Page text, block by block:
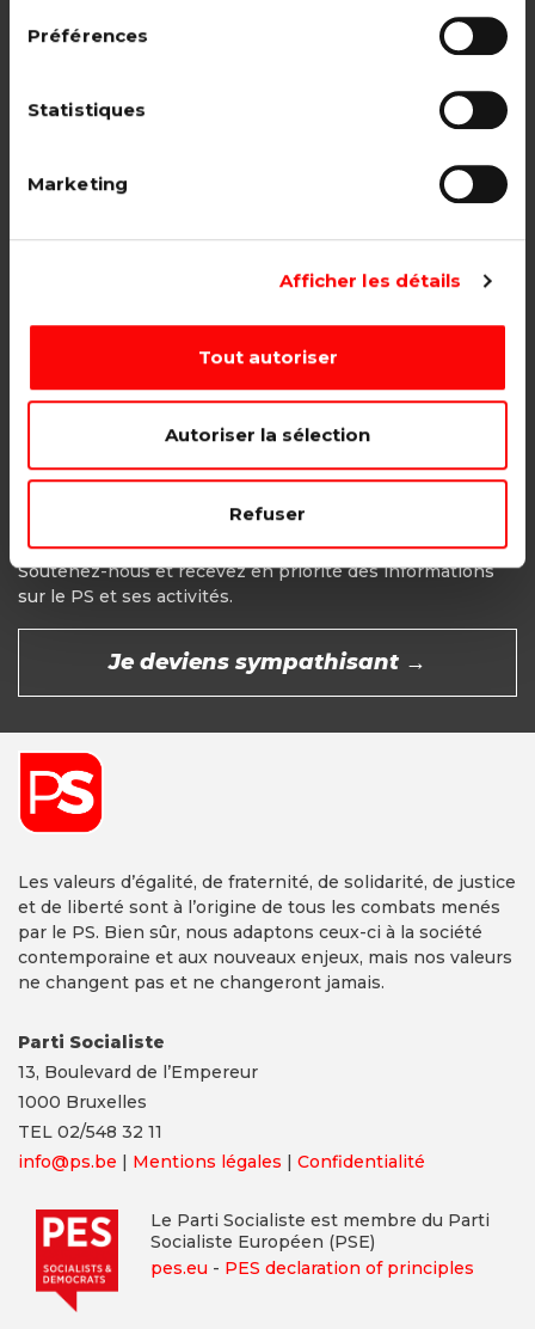
Préférences
Statistiques
Marketing
Afficher les détails
Tout autoriser
Autoriser la sélection
Refuser
Adhésion étudiant, pensionné, en
Adhésion étudiant, pensionné, en
CHOISIR →
Soutenez-nous et recevez en priorité des informations
sur le PS et ses activités.
Je deviens sympathisant →
Les valeurs d’égalité, de fraternité, de solidarité, de justice
et de liberté sont à l’origine de tous les combats menés
par le PS. Bien sûr, nous adaptons ceux-ci à la société
contemporaine et aux nouveaux enjeux, mais nos valeurs
ne changent pas et ne changeront jamais.
Parti Socialiste
13, Boulevard de l’Empereur
1000 Bruxelles
TEL 02/548 32 11
info@ps.be | Mentions légales | Confidentialité
Le Parti Socialiste est membre du Parti
Socialiste Européen (PSE)
pes.eu - PES declaration of principles